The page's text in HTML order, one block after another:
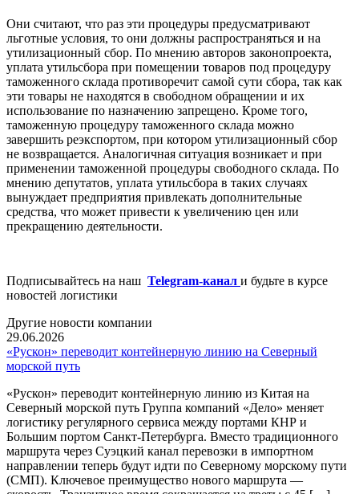
Они считают, что раз эти процедуры предусматривают
льготные условия, то они должны распространяться и на
утилизационный сбор. По мнению авторов законопроекта,
уплата утильсбора при помещении товаров под процедуру
таможенного склада противоречит самой сути сбора, так как
эти товары не находятся в свободном обращении и их
использование по назначению запрещено. Кроме того,
таможенную процедуру таможенного склада можно
завершить реэкспортом, при котором утилизационный сбор
не возвращается. Аналогичная ситуация возникает и при
применении таможенной процедуры свободного склада. По
мнению депутатов, уплата утильсбора в таких случаях
вынуждает предприятия привлекать дополнительные
средства, что может привести к увеличению цен или
прекращению деятельности.
Подписывайтесь на наш Telegram-канал и будьте в курсе
новостей логистики
Другие новости компании
29.06.2026
«Рускон» переводит контейнерную линию на Северный
морской путь
«Рускон» переводит контейнерную линию из Китая на
Северный морской путь Группа компаний «Дело» меняет
логистику регулярного сервиса между портами КНР и
Большим портом Санкт-Петербурга. Вместо традиционного
маршрута через Суэцкий канал перевозки в импортном
направлении теперь будут идти по Северному морскому пути
(СМП). Ключевое преимущество нового маршрута —